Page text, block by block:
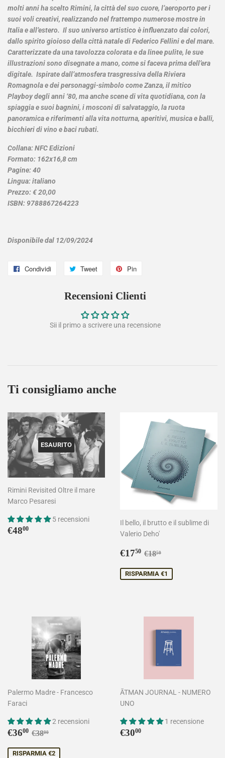
molti anni ha scelto Rimini, la città del suo cuore, l’aeroporto per i
suoi voli creativi, realizzando nel frattempo numerose mostre in
Italia e all’estero. Il suo universo artistico è influenzato dai colori,
dallo spirito gioioso della città natale di Federico Fellini e del mare.
Caratterizzate da una tavolozza colorata e da linee pulite, le sue
illustrazioni sono disegnate a mano, come si faceva prima dell’era
digitale. Ispirate dall’atmosfera trasgressiva della Riviera
Romagnola e dei personaggi-simbolo come Zanza, il mitico
Playboy degli anni ‘80, ma anche scene di vita quotidiana, con la
spiaggia e suoi bagnini, i mosconi di salvataggio, la ruota
panoramica e riferimenti alla vita notturna, aperitivi, musica e balli,
bicchieri di vino e baci rubati.
Collana: NFC Edizioni
Formato: 162x16,8 cm
Pagine: 40
Lingua: italiano
Prezzo: € 20,00
ISBN: 9788867264223
Disponibile dal 12/09/2024
Condividi
Condividi
Facebook
Tweet
Twitta
Twitter
Pin
Pinterest
Recensioni Clienti
Sii il primo a scrivere una recensione
Ti consigliamo anche
ESAURITO
Rimini Revisited Oltre il mare
Marco Pesaresi
5 recensioni
Prezzo
€4800
Il bello, il brutto e il sublime di
Valerio Deho'
Prezzo
€1750 €17,50
Prezzo di listino
€1850
RISPARMIA €1
Palermo Madre - Francesco
Faraci
2 recensioni
Prezzo
€3600 €36,00
Prezzo di listino
€3800
RISPARMIA €2
ĀTMAN JOURNAL - NUMERO
UNO
1 recensione
Prezzo
€3000